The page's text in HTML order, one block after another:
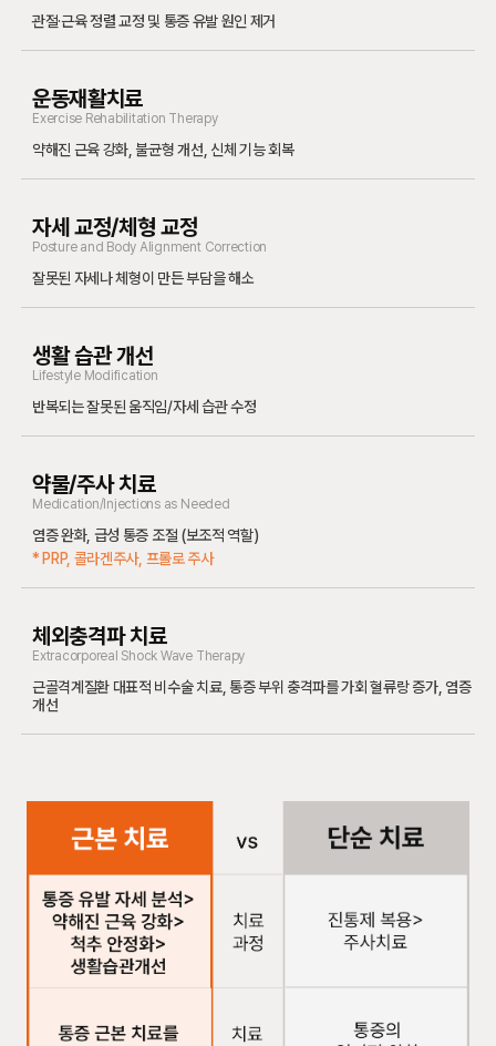
관절·근육 정렬 교정 및 통증 유발 원인 제거
운동재활치료
Exercise Rehabilitation Therapy
약해진 근육 강화, 불균형 개선, 신체 기능 회복
자세 교정/체형 교정
Posture and Body Alignment Correction
잘못된 자세나 체형이 만든 부담을 해소
생활 습관 개선
Lifestyle Modification
반복되는 잘못된 움직임/자세 습관 수정
약물/주사 치료
Medication/Injections as Needed
염증 완화, 급성 통증 조절 (보조적 역할)
* PRP, 콜라겐주사, 프롤로 주사
체외충격파 치료
Extracorporeal Shock Wave Therapy
근골격계질환 대표적 비수술 치료, 통증 부위 충격파를 가회 혈류랑 증가, 염증
개선